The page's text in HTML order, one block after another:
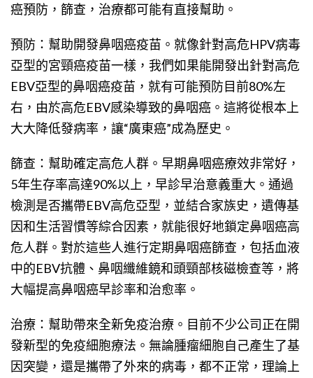
癌預防，篩查，治療都可能有直接幫助。
預防：幫助開發鼻咽癌疫苗。就像針對高危HPV病毒
亞型的宮頸癌疫苗一樣，我們如果能開發出針對高危
EBV亞型的鼻咽癌疫苗，就有可能預防目前80%左
右，由於高危EBV感染導致的鼻咽癌。這將從根本上
大大降低發病率，讓“廣東癌”成為歷史。
篩查：幫助確定高危人群。早期鼻咽癌療效非常好，
5年生存率高達90%以上，早診早治意義重大。通過
檢測是否攜帶EBV高危亞型，並結合家族史，遺傳基
因和生活習慣等綜合因素，就能很好地鎖定鼻咽癌高
危人群。對於這些人進行定期鼻咽癌篩查，包括血液
中的EBV抗體、鼻咽纖維鏡和頭頸部核磁檢查等，將
大幅提高鼻咽癌早診率和治愈率。
治療：幫助帶來全新免疫治療。目前不少公司正在開
發新型的免疫細胞療法。無論腫瘤細胞自己產生了基
因突變，還是攜帶了外來的病毒，都不正常，理論上